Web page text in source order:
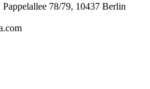
78/79, 10437 Berlin